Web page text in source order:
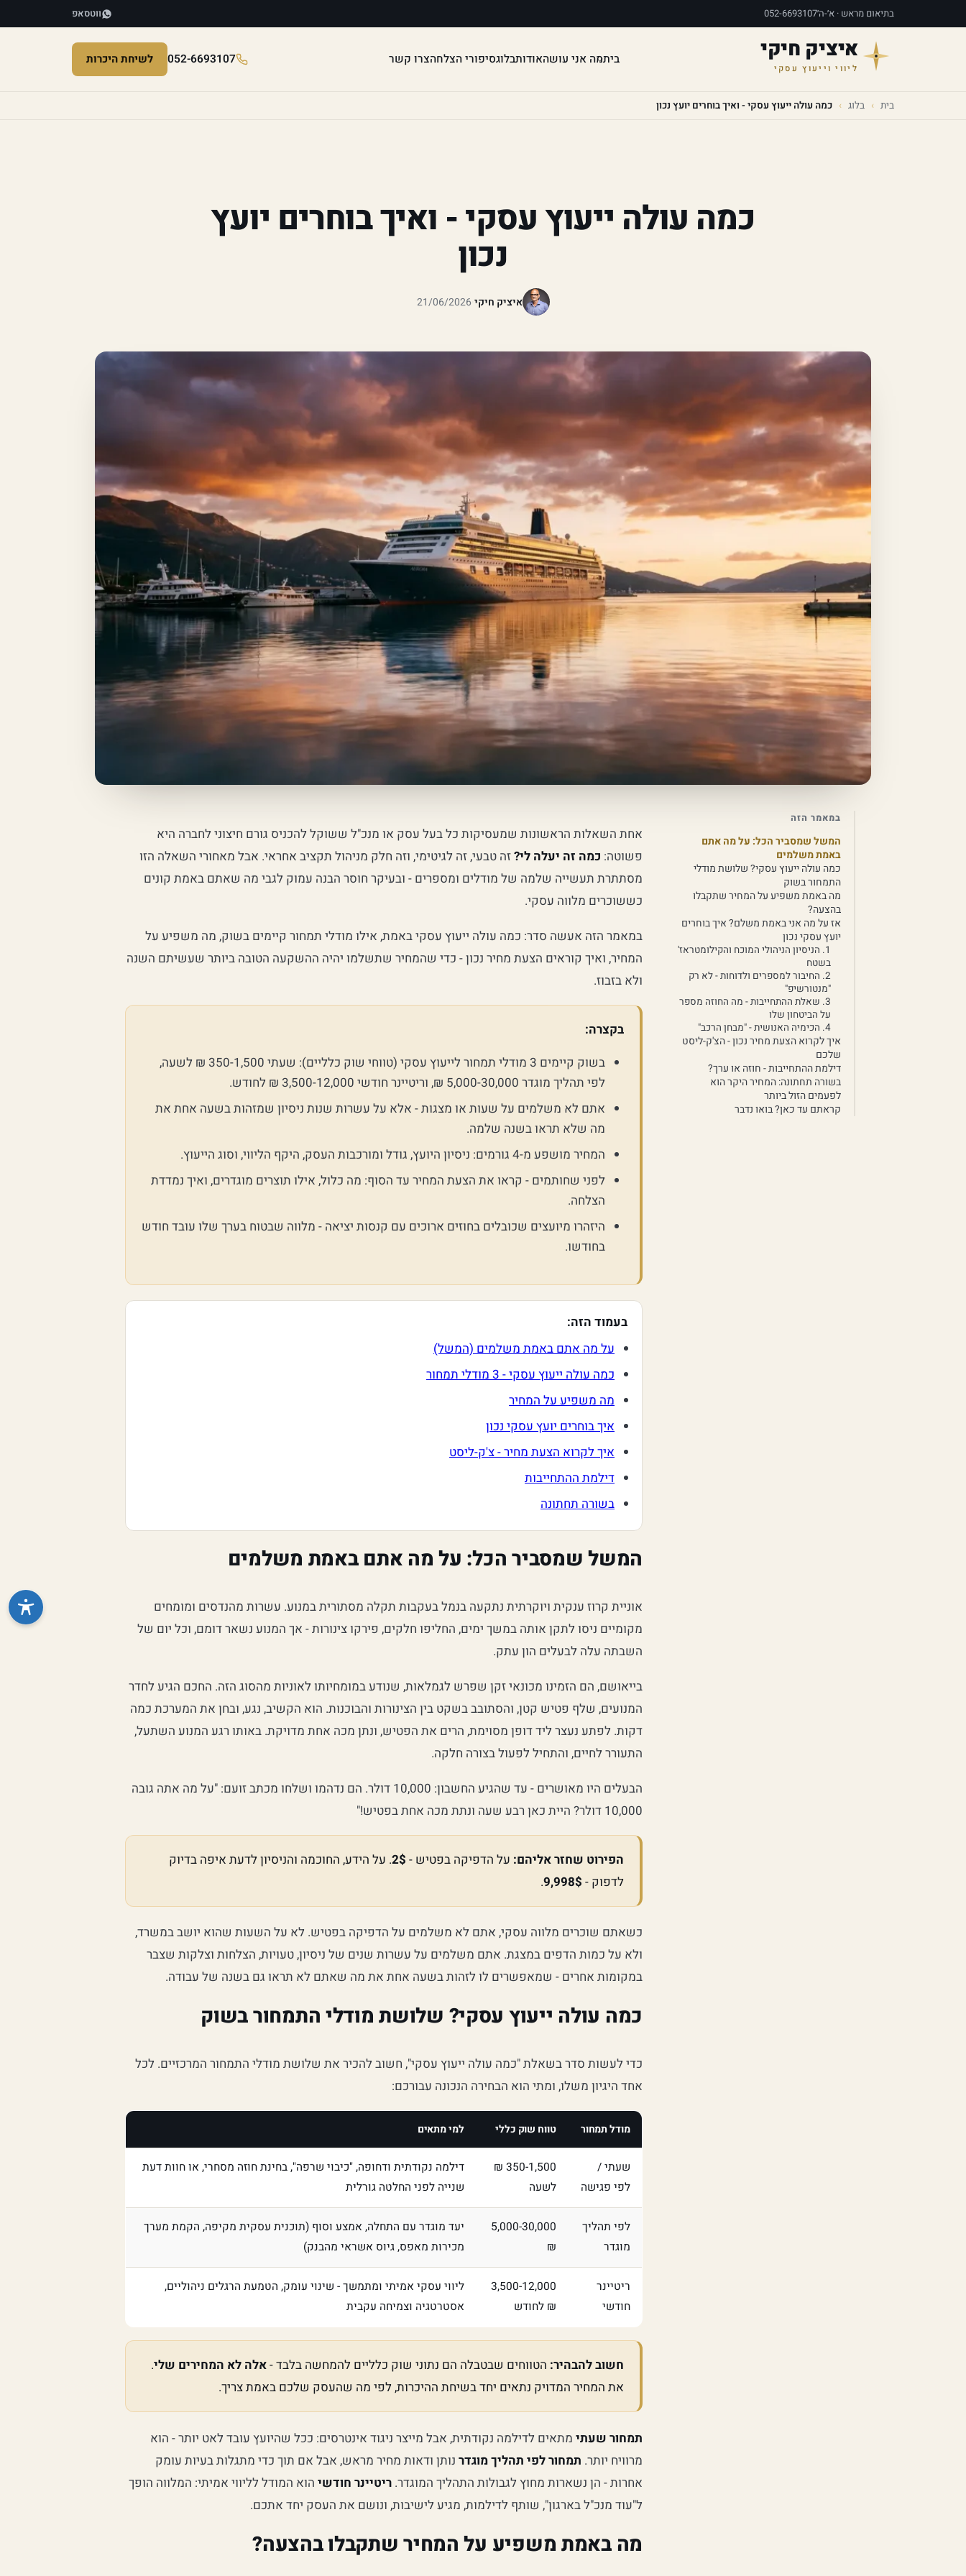
בתיאום מראש · א׳-ה׳052-6693107 ווטסאפ
איציק חיקי
ליווי וייעוץ עסקי
ביתמה אני עושהאודותבלוגסיפורי הצלחהצרו קשר 052-6693107 לשיחת היכרות
בית › בלוג › כמה עולה ייעוץ עסקי - ואיך בוחרים יועץ נכון
כמה עולה ייעוץ עסקי - ואיך בוחרים יועץ
נכון
איציק חיקי·
21/06/2026
במאמר הזה
המשל שמסביר הכל: על מה אתם
באמת משלמים
כמה עולה ייעוץ עסקי? שלושת מודלי
התמחור בשוק
מה באמת משפיע על המחיר שתקבלו
בהצעה?
אז על מה אני באמת משלם? איך בוחרים
יועץ עסקי נכון
1. הניסיון הניהולי המוכח והקילומטראז'
בשטח
2. החיבור למספרים ולדוחות - לא רק
"מנטורשיפ"
3. שאלת ההתחייבות - מה החוזה מספר
על הביטחון שלו
4. הכימיה האנושית - "מבחן הרכב"
איך לקרוא הצעת מחיר נכון - הצ'ק-ליסט
שלכם
דילמת ההתחייבות - חוזה או ערך?
בשורה תחתונה: המחיר היקר הוא
לפעמים הזול ביותר
קראתם עד כאן? בואו נדבר
אחת השאלות הראשונות שמעסיקות כל בעל עסק או מנכ"ל ששוקל להכניס גורם חיצוני לחברה היא
פשוטה: כמה זה יעלה לי?זה טבעי, זה לגיטימי, וזה חלק מניהול תקציב אחראי. אבל מאחורי השאלה הזו
מסתתרת תעשייה שלמה של מודלים ומספרים - ובעיקר חוסר הבנה עמוק לגבי מה שאתם באמת קונים
כששוכרים מלווה עסקי.
במאמר הזה אעשה סדר: כמה עולה ייעוץ עסקי באמת, אילו מודלי תמחור קיימים בשוק, מה משפיע על
המחיר, ואיך קוראים הצעת מחיר נכון - כדי שהמחיר שתשלמו יהיה ההשקעה הטובה ביותר שעשיתם השנה
ולא בזבוז.
בקצרה:
בשוק קיימים 3 מודלי תמחור לייעוץ עסקי (טווחי שוק כלליים): שעתי 350-1,500 ₪ לשעה,
לפי תהליך מוגדר 5,000-30,000 ₪, וריטיינר חודשי 3,500-12,000 ₪ לחודש.
אתם לא משלמים על שעות או מצגות - אלא על עשרות שנות ניסיון שמזהות בשעה אחת את
מה שלא תראו בשנה שלמה.
המחיר מושפע מ-4 גורמים: ניסיון היועץ, גודל ומורכבות העסק, היקף הליווי, וסוג הייעוץ.
לפני שחותמים - קראו את הצעת המחיר עד הסוף: מה כלול, אילו תוצרים מוגדרים, ואיך נמדדת
הצלחה.
היזהרו מיועצים שכובלים בחוזים ארוכים עם קנסות יציאה - מלווה שבטוח בערך שלו עובד חודש
בחודשו.
בעמוד הזה:
על מה אתם באמת משלמים (המשל)
כמה עולה ייעוץ עסקי - 3 מודלי תמחור
מה משפיע על המחיר
איך בוחרים יועץ עסקי נכון
איך לקרוא הצעת מחיר - צ'ק-ליסט
דילמת ההתחייבות
בשורה תחתונה
המשל שמסביר הכל: על מה אתם באמת משלמים
אוניית קרוז ענקית ויוקרתית נתקעה בנמל בעקבות תקלה מסתורית במנוע. עשרות מהנדסים ומומחים
מקומיים ניסו לתקן אותה במשך ימים, החליפו חלקים, פירקו צינורות - אך המנוע נשאר דומם, וכל יום של
השבתה עלה לבעלים הון עתק.
בייאושם, הם הזמינו מכונאי זקן שפרש לגמלאות, שנודע במומחיותו לאוניות מהסוג הזה. החכם הגיע לחדר
המנועים, שלף פטיש קטן, והסתובב בשקט בין הצינורות והבוכנות. הוא הקשיב, נגע, ובחן את המערכת כמה
דקות. לפתע נעצר ליד דופן מסוימת, הרים את הפטיש, ונתן מכה אחת מדויקת. באותו רגע המנוע השתעל,
התעורר לחיים, והתחיל לפעול בצורה חלקה.
הבעלים היו מאושרים - עד שהגיע החשבון: 10,000 דולר. הם נדהמו ושלחו מכתב זועם: "על מה אתה גובה
10,000 דולר? היית כאן רבע שעה ונתת מכה אחת בפטיש!"
הפירוט שחזר אליהם: על הדפיקה בפטיש - 2$. על הידע, החוכמה והניסיון לדעת איפה בדיוק
לדפוק - 9,998$
.
כשאתם שוכרים מלווה עסקי, אתם לא משלמים על הדפיקה בפטיש. לא על השעות שהוא יושב במשרד,
ולא על כמות הדפים במצגת. אתם משלמים על עשרות שנים של ניסיון, טעויות, הצלחות וצלקות שצבר
במקומות אחרים - שמאפשרים לו לזהות בשעה אחת את מה שאתם לא תראו גם בשנה של עבודה.
כמה עולה ייעוץ עסקי? שלושת מודלי התמחור בשוק
כדי לעשות סדר בשאלת "כמה עולה ייעוץ עסקי", חשוב להכיר את שלושת מודלי התמחור המרכזיים. לכל
אחד היגיון משלו, ומתי הוא הבחירה הנכונה עבורכם:
מודל תמחור טווח שוק כללי למי מתאים
שעתי /
לפי פגישה
350-1,500 ₪
לשעה
דילמה נקודתית ודחופה, "כיבוי שרפה", בחינת חוזה מסחרי, או חוות דעת
שנייה לפני החלטה גורלית
לפי תהליך
מוגדר
5,000-30,000
₪
יעד מוגדר עם התחלה, אמצע וסוף (תוכנית עסקית מקיפה, הקמת מערך
מכירות מאפס, גיוס אשראי מהבנק)
ריטיינר
חודשי
3,500-12,000
₪ לחודש
ליווי עסקי אמיתי ומתמשך - שינוי עומק, הטמעת הרגלים ניהוליים,
אסטרטגיה וצמיחה עקבית
חשוב להבהיר: הטווחים שבטבלה הם נתוני שוק כלליים להמחשה בלבד -אלה לא המחירים שלי.
את המחיר המדויק נתאים יחד בשיחת ההיכרות, לפי מה שהעסק שלכם באמת צריך.
תמחור שעתי מתאים לדילמה נקודתית, אבל מייצר ניגוד אינטרסים: ככל שהיועץ עובד לאט יותר - הוא
מרוויח יותר. תמחור לפי תהליך מוגדר נותן ודאות מחיר מראש, אבל אם תוך כדי מתגלות בעיות עומק
אחרות - הן נשארות מחוץ לגבולות התהליך המוגדר. ריטיינר חודשי הוא המודל לליווי אמיתי: המלווה הופך
ל"עוד מנכ"ל בארגון", שותף לדילמות, מגיע לישיבות, ונושם את העסק יחד אתכם.
מה באמת משפיע על המחיר שתקבלו בהצעה?